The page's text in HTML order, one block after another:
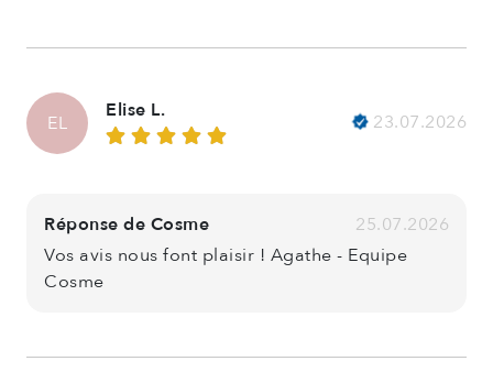
EL
Elise L.
23.07.2026
Réponse de Cosme
25.07.2026
Vos avis nous font plaisir ! Agathe - Equipe
Cosme